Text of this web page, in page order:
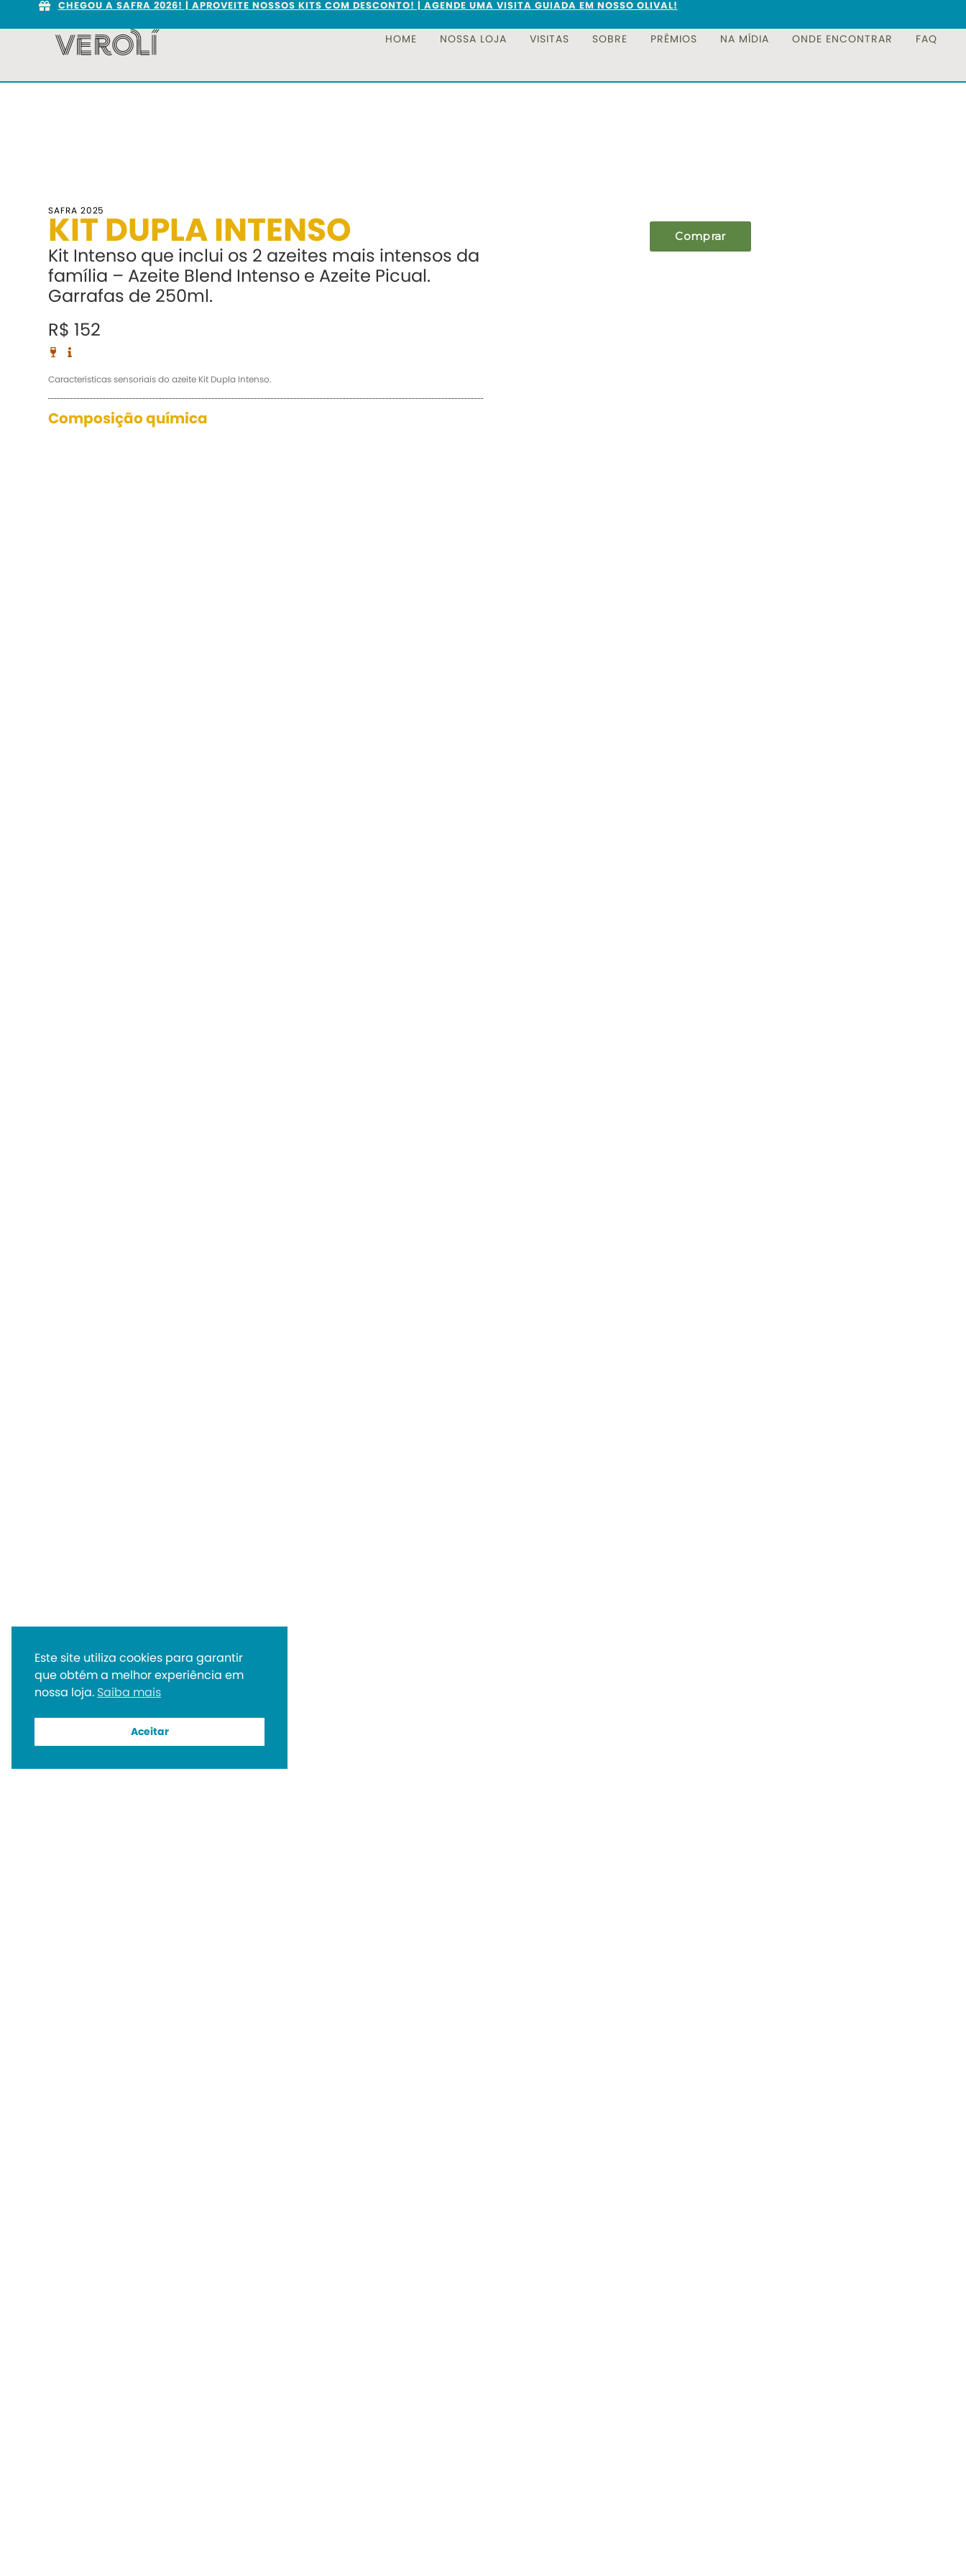
CHEGOU A SAFRA 2026! | APROVEITE NOSSOS KITS COM DESCONTO! | AGENDE UMA VISITA GUIADA EM NOSSO OLIVAL!
HOME NOSSA LOJA VISITAS SOBRE PRÊMIOS NA MÍDIA ONDE ENCONTRAR FAQ
SAFRA 2025
KIT DUPLA INTENSO
Kit Intenso que inclui os 2 azeites mais intensos da
família – Azeite Blend Intenso e Azeite Picual.
Garrafas de 250ml.
R$ 152
Características sensoriais do azeite Kit Dupla Intenso.
Composição química
Este site utiliza cookies para garantir
que obtém a melhor experiência em
nossa loja. Saiba mais
Aceitar